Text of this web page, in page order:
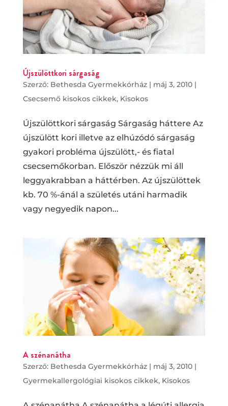
Újszülöttkori sárgaság
Szerző: Bethesda Gyermekkórház| máj 3, 2010|
Csecsemő kisokos cikkek, Kisokos
Újszülöttkori sárgaság Sárgaság háttere Az
újszülött kori illetve az elhúzódó sárgaság
gyakori probléma újszülött,- és fiatal
csecsemőkorban. Először nézzük mi áll
leggyakrabban a háttérben. Az újszülöttek
kb. 70 %-ánál a születés utáni harmadik
vagy negyedik napon...
A szénanátha
Szerző: Bethesda Gyermekkórház| máj 3, 2010|
Gyermekallergológiai kisokos cikkek, Kisokos